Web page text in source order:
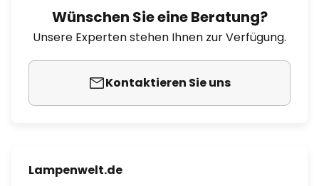
Wünschen Sie eine Beratung?
Unsere Experten stehen Ihnen zur Verfügung.
Kontaktieren Sie uns
Lampenwelt.de